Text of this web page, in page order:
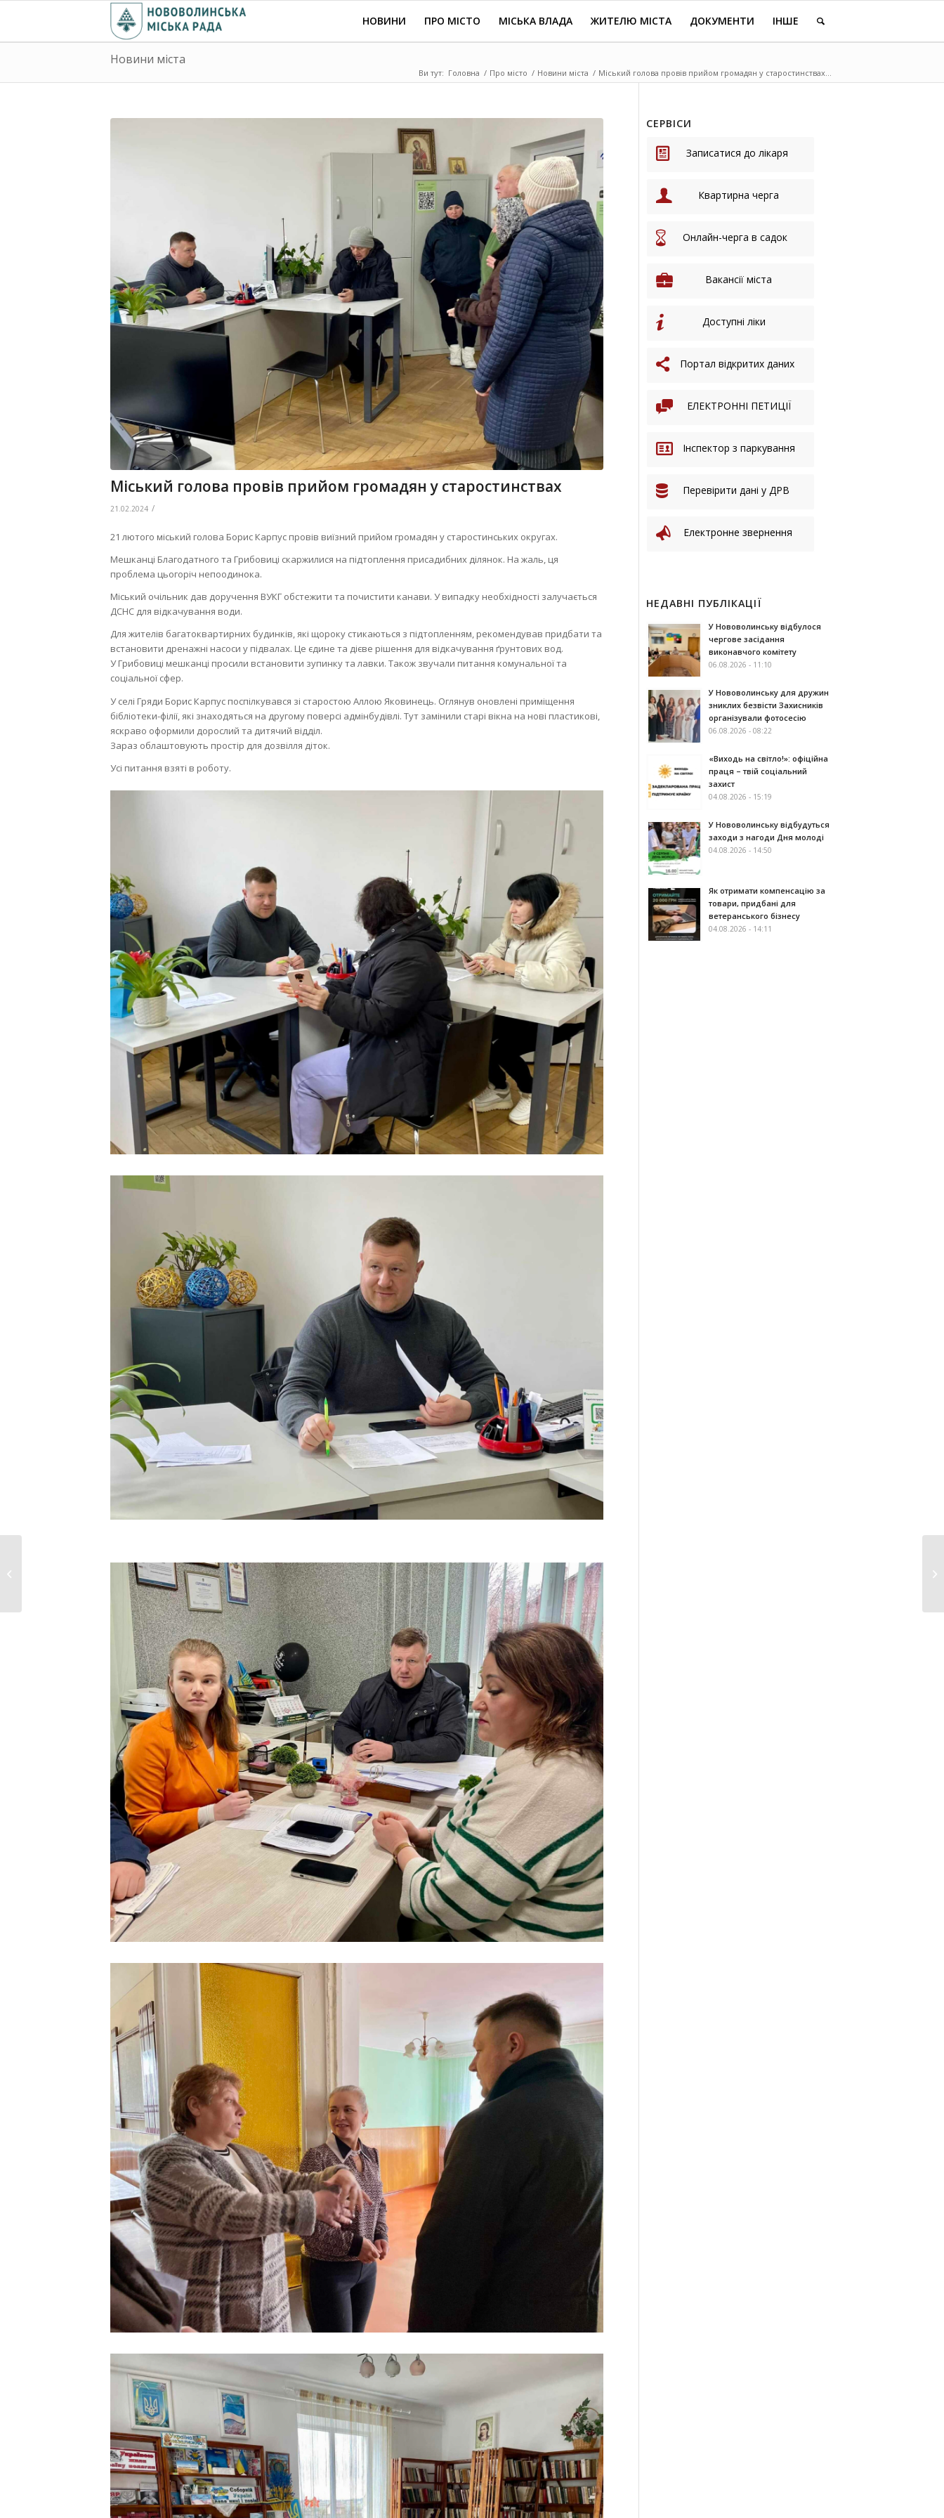
НОВИНИ ПРО МІСТО МІСЬКА ВЛАДА ЖИТЕЛЮ МІСТА ДОКУМЕНТИ ІНШЕ
Новини міста
Ви тут: Головна / Про місто / Новини міста / Міський голова провів прийом громадян у старостинствах...
Міський голова провів прийом громадян у старостинствах
21.02.2024 /
21 лютого міський голова Борис Карпус провів виїзний прийом громадян у старостинських округах.
Мешканці Благодатного та Грибовиці скаржилися на підтоплення присадибних ділянок. На жаль, ця
проблема цьогоріч непоодинока.
Міський очільник дав доручення ВУКГ обстежити та почистити канави. У випадку необхідності залучається
ДСНС для відкачування води.
Для жителів багатоквартирних будинків, які щороку стикаються з підтопленням, рекомендував придбати та
встановити дренажні насоси у підвалах. Це єдине та дієве рішення для відкачування ґрунтових вод.
У Грибовиці мешканці просили встановити зупинку та лавки. Також звучали питання комунальної та
соціальної сфер.
У селі Гряди Борис Карпус поспілкувався зі старостою Аллою Яковинець. Оглянув оновлені приміщення
бібліотеки-філії, які знаходяться на другому поверсі адмінбудівлі. Тут замінили старі вікна на нові пластикові,
яскраво оформили дорослий та дитячий відділ.
Зараз облаштовують простір для дозвілля діток.
Усі питання взяті в роботу.
СЕРВІСИ
Записатися до лікаря
Квартирна черга
Онлайн-черга в садок
Вакансії міста
Доступні ліки
Портал відкритих даних
ЕЛЕКТРОННІ ПЕТИЦІЇ
Інспектор з паркування
Перевірити дані у ДРВ
Електронне звернення
НЕДАВНІ ПУБЛІКАЦІЇ
У Нововолинську відбулося
чергове засідання
виконавчого комітету
06.08.2026 - 11:10
У Нововолинську для дружин
зниклих безвісти Захисників
організували фотосесію
06.08.2026 - 08:22
«Виходь на світло!»: офіційна
праця – твій соціальний
захист
04.08.2026 - 15:19
У Нововолинську відбудуться
заходи з нагоди Дня молоді
04.08.2026 - 14:50
Як отримати компенсацію за
товари, придбані для
ветеранського бізнесу
04.08.2026 - 14:11
ПРОТОКОЛ № 5 позачергового
засідання виконавчого...